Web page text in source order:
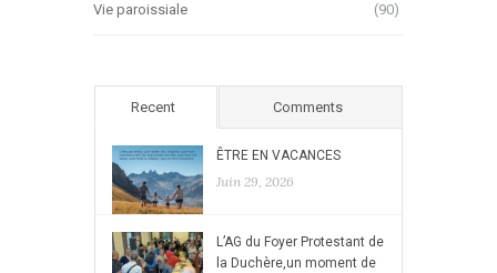
Vie paroissiale (90)
Recent Comments
ÊTRE EN VACANCES
Juin 29, 2026
L’AG du Foyer Protestant de
la Duchère,un moment de